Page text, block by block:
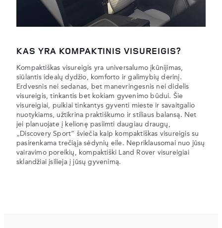
KAS YRA KOMPAKTINIS VISUREIGIS?
Kompaktiškas visureigis yra universalumo įkūnijimas,
siūlantis idealų dydžio, komforto ir galimybių derinį.
Erdvesnis nei sedanas, bet manevringesnis nei didelis
visureigis, tinkantis bet kokiam gyvenimo būdui. Šie
visureigiai, puikiai tinkantys gyventi mieste ir savaitgalio
nuotykiams, užtikrina praktiškumo ir stiliaus balansą. Net
jei planuojate į kelionę pasiimti daugiau draugų,
„Discovery Sport“ šviečia kaip kompaktiškas visureigis su
pasirenkama trečiąja sėdynių eile. Nepriklausomai nuo jūsų
vairavimo poreikių, kompaktiški Land Rover visureigiai
sklandžiai įsilieja į jūsų gyvenimą.